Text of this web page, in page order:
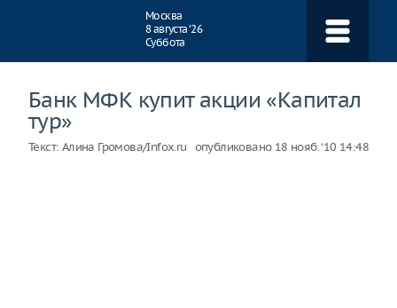
Москва
8 августа ‘26
Суббота
Банк МФК купит акции «Капитал
тур»
Текст: Алина Громова/Infox.ru опубликовано 18 нояб. ‘10 14:48